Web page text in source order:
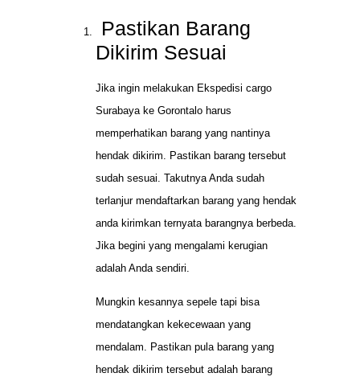
Pastikan Barang
Dikirim Sesuai
Jika ingin melakukan Ekspedisi cargo
Surabaya ke Gorontalo harus
memperhatikan barang yang nantinya
hendak dikirim. Pastikan barang tersebut
sudah sesuai. Takutnya Anda sudah
terlanjur mendaftarkan barang yang hendak
anda kirimkan ternyata barangnya berbeda.
Jika begini yang mengalami kerugian
adalah Anda sendiri.
Mungkin kesannya sepele tapi bisa
mendatangkan kekecewaan yang
mendalam. Pastikan pula barang yang
hendak dikirim tersebut adalah barang